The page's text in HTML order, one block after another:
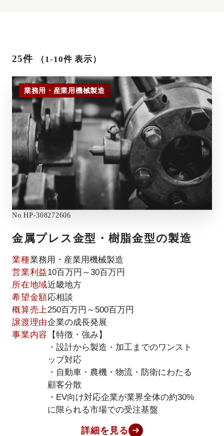
25件 （1-10件 表示）
業務用・産業用機械製造
No.HP-308272606
金属プレス金型・樹脂金型の製造
業種業務用・産業用機械製造
営業利益10百万円～30百万円
所在地域近畿地方
希望金額応相談
概算売上250百万円～500百万円
譲渡理由企業の成長発展
事業内容
【特徴・強み】
・設計から製造・加工までのワンスト
ップ対応
・自動車・農機・物流・防衛にわたる
顧客分散
・EV向け対応企業が業界全体の約30%
に限られる市場での受注基盤
詳細を見る